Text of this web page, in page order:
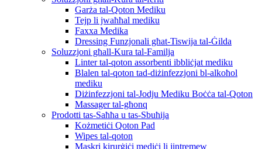
Garża tal-Qoton Mediku
Tejp li jwaħħal mediku
Faxxa Medika
Dressing Funzjonali għat-Tiswija tal-Ġilda
Soluzzjoni għall-Kura tal-Familja
Linter tal-qoton assorbenti ibbliċjat mediku
Blalen tal-qoton tad-diżinfezzjoni bl-alkoħol
mediku
Diżinfezzjoni tal-Jodju Mediku Boċċa tal-Qoton
Massager tal-għonq
Prodotti tas-Saħħa u tas-Sbuħija
Kożmetiċi Qoton Pad
Wipes tal-qoton
Maskri kirurġiċi mediċi li jintremew